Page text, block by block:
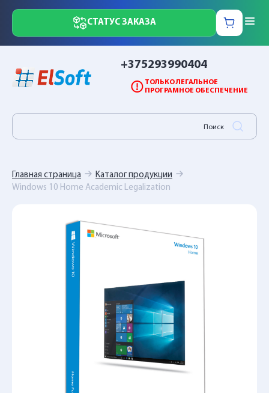
СТАТУС ЗАКАЗА
+375293990404
ТОЛЬКО ЛЕГАЛЬНОЕ
ПРОГРАМНОЕ ОБЕСПЕЧЕНИЕ
Главная страница
Каталог продукции
Windows 10 Home Academic Legalization